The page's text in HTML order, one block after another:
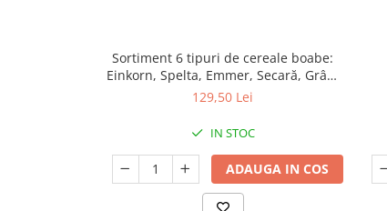
Sortiment 6 tipuri de cereale boabe:
Einkorn, Spelta, Emmer, Secară, Grâu,
arpacaș Spelta | 6 kg
129,50 Lei
IN STOC
ADAUGA IN COS